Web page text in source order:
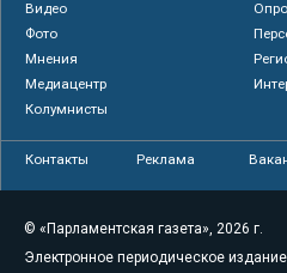
Видео
Фото
Мнения
Медиацентр
Колумнисты
Контакты Реклама
© «Парламентская газета», 2026 г.
Электронное периодическое издание